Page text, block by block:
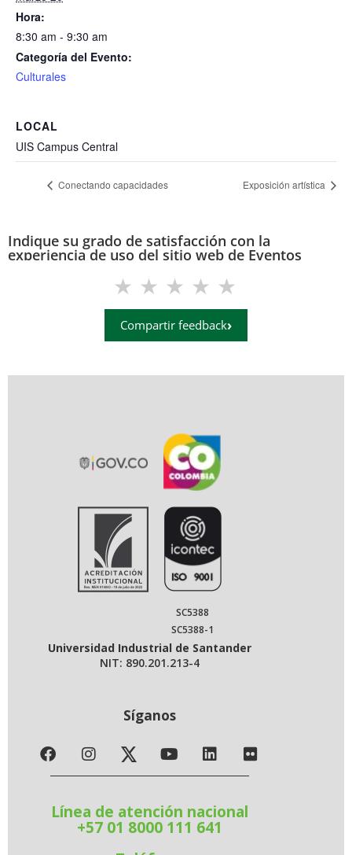
Hora:
8:30 am - 9:30 am
Categoría del Evento:
Culturales
LOCAL
UIS Campus Central
Conectando capacidades Exposición artística
Indique su grado de satisfacción con la
experiencia de uso del sitio web de Eventos